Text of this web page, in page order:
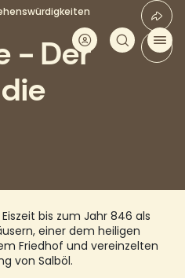
- Der
bis zum Jahr 846 als
einer dem heiligen
Friedhof und vereinzelten
von Salböl.